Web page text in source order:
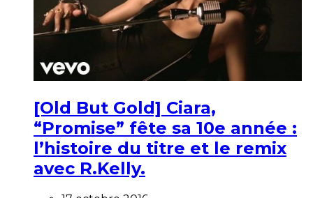
[Old But Gold] Ciara,
“Promise” fête sa 10e année :
l’histoire du titre et le remix
avec R.Kelly.